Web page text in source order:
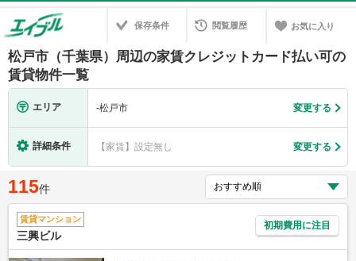
保存条件 閲覧履歴 お気に入り
松戸市（千葉県）周辺の家賃クレジットカード払い可の
賃貸物件一覧
エリア -松戸市 変更する
詳細条件 【家賃】設定無し 変更する
115件
賃貸マンション
三興ビル
初期費用に注目